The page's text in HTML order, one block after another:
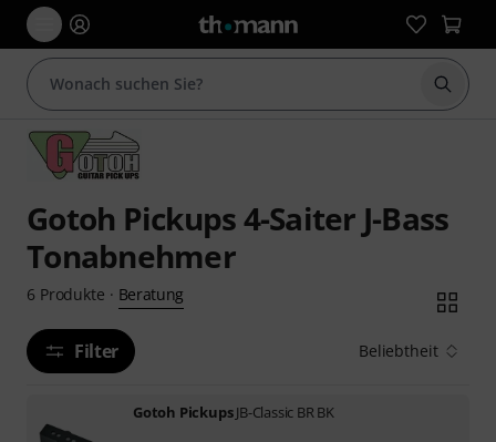
Suche
Gotoh Pickups 4-Saiter J-Bass
Tonabnehmer
6 Produkte · Beratung
Filter Beliebtheit
Gotoh PickupsJB-Classic BR BK